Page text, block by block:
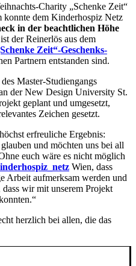
Charity „Schenke Zeit“
konnte dem Kinderhospiz Netz
in der beachtlichen Höhe
der Reinerlös aus dem
Zeit“-Geschenks-
Partnern entstanden sind.
Master-Studiengangs
der New Design University St.
geplant und umgesetzt,
Zeichen gesetzt.
erfreuliche Ergebnis:
und möchten uns bei all
euch wäre es nicht möglich
Wien, dass
Arbeit aufmerksam werden und
wir mit unserem Projekt
herzlich bei allen, die das